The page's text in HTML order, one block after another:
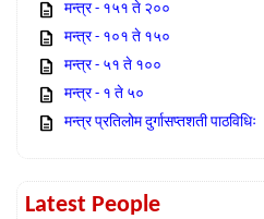
मन्त्र - १५१ ते २००
मन्त्र - १०१ ते १५०
मन्त्र - ५१ ते १००
मन्त्र - १ ते ५०
मन्त्र प्रतिलोम दुर्गासप्तशती पाठविधिः
Latest People